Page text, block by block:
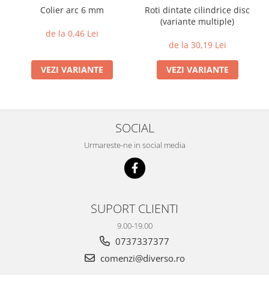
Colier arc 6 mm
de la 0,46 Lei
VEZI VARIANTE
Roti dintate cilindrice disc
(variante multiple)
de la 30,19 Lei
VEZI VARIANTE
SOCIAL
Urmareste-ne in social media
SUPORT CLIENTI
9.00-19.00
0737337377
comenzi@diverso.ro